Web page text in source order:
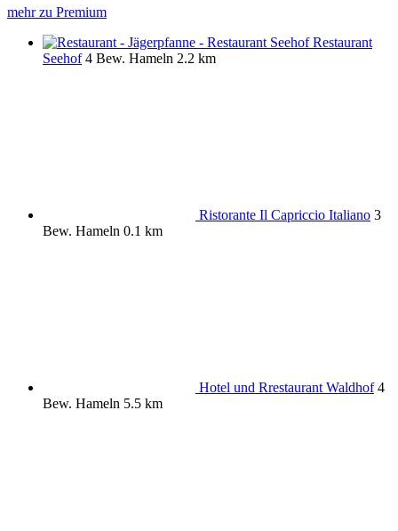
mehr zu Premium
Restaurant
Seehof 4 Bew. Hameln 2.2 km
Ristorante Il Capriccio Italiano 3
Bew. Hameln 0.1 km
Hotel und Rrestaurant Waldhof 4
Bew. Hameln 5.5 km